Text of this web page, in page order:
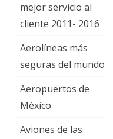
mejor servicio al
cliente 2011- 2016
Aerolíneas más
seguras del mundo
Aeropuertos de
México
Aviones de las